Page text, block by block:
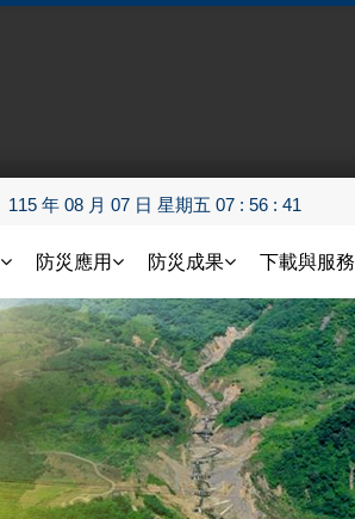
115 年 08 月 07 日 星期五 07 : 56 : 41
防災應用 防災成果 下載與服務